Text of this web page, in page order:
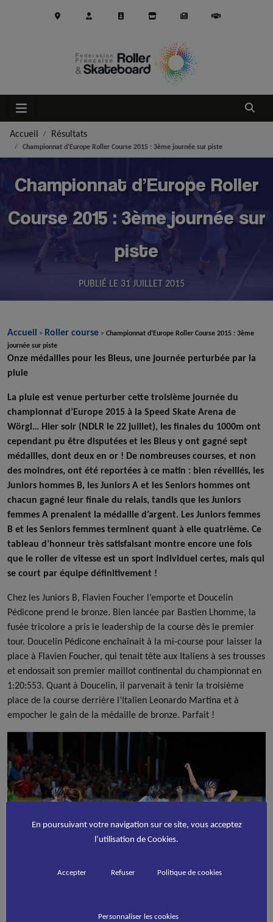
Ouvrir
Accueil Résultats
Championnat d’Europe Roller Course 2015 : 3ème journée sur piste
Championnat d’Europe Roller
Course 2015 : 3ème journée sur
piste
PUBLIÉ LE 31 JUILLET 2015
Accueil > Roller course > Championnat d’Europe Roller Course 2015 : 3ème
journée sur piste
Onze médailles pour les Bleus, une journée perturbée par la
pluie
La pluie est venue perturber cette troisième journée du
championnat d’Europe 2015 à la Speed Skate Arena de
Wörgl… Hier soir (NDLR le 22 juillet), les finales du 1000m ont
cependant pu être disputées et les Bleus y ont gagné sept
médailles, dont deux en or ! De nombreuses courses, et non
des moindres, ont été reportées à ce matin : bien réveillés, les
Juniors hommes B, les Juniors A et les Seniors hommes ont
chacun gagné leur finale du relais, tandis que les Juniors
femmes A prenaient la médaille d’argent. Les Juniors femmes
B et les Seniors femmes terminent quant à elle quatrième. Ce
tableau d’honneur très satisfaisant montre encore une fois
que le roller de vitesse est un sport individuel certes, mais qui
se court par équipe définitivement !
Chez les Juniors B, Flavien Foucher l’emporte et Doucelin
Pédicone prend le bronze. Bien lancée par Bastien Lhomme, la
fusée tricolore a pris le leadership de la course dès le premier
tour. Doucelin Pédicone enchaînait à la mi-course pour laisser la
place à Flavien Foucher, qui tenait tête aux Italiens à ses trousses
et endossait son premier maillot continental du championnat en
1:20:553. Quant à Doucelin, il parvenait à tenir la troisième
place de la course derrière l’Italien Leonardo Martina et à
empocher le gain de la médaille de bronze. Parfait !
Chez les Juniors A, Quentin Giraudeau l’emporte en 1:21:873,
En poursuivant votre navigation sur ce site, vous acceptez
l’utilisation de Cookies.
Accepter Refuser Politique de cookies
Personnaliser les cookies